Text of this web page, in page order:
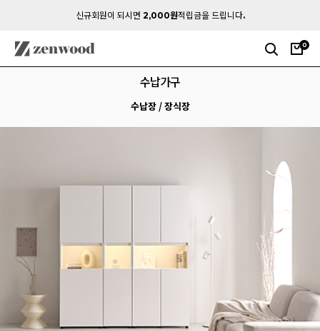
신규회원이 되시면 2,000원적립금을 드립니다.
0
수납가구
수납장 / 장식장